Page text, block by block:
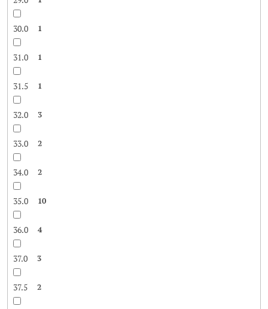
30.0 1
31.0 1
31.5 1
32.0 3
33.0 2
34.0 2
35.0 10
36.0 4
37.0 3
37.5 2